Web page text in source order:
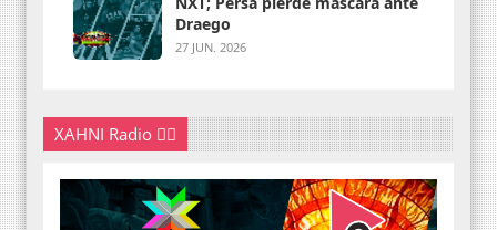
Draego
27 JUN. 2026
XAHNI Radio 👇🏽